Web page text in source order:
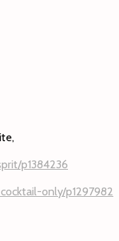
p1384236
only/p1297982